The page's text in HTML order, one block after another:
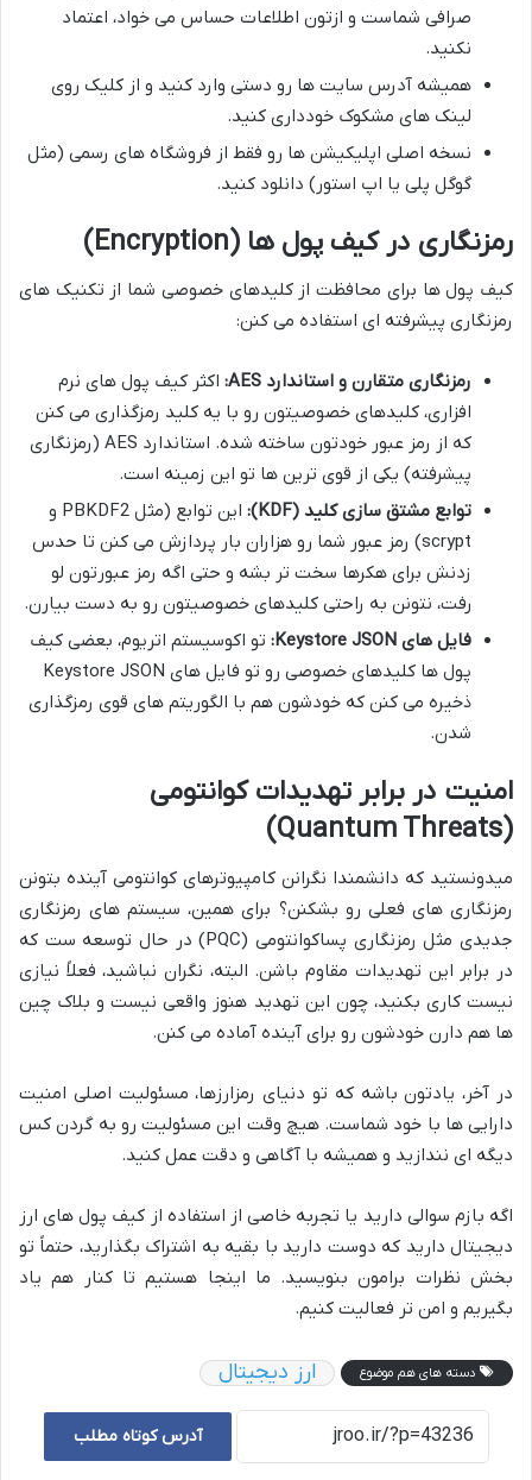
صرافی شماست و ازتون اطلاعات حساس می خواد، اعتماد
نکنید.
همیشه آدرس سایت ها رو دستی وارد کنید و از کلیک روی
لینک های مشکوک خودداری کنید.
نسخه اصلی اپلیکیشن ها رو فقط از فروشگاه های رسمی (مثل
گوگل پلی یا اپ استور) دانلود کنید.
رمزنگاری در کیف پول ها (Encryption)
کیف پول ها برای محافظت از کلیدهای خصوصی شما از تکنیک های
رمزنگاری پیشرفته ای استفاده می کنن:
رمزنگاری متقارن و استاندارد AES:
اکثر کیف پول های نرم
افزاری، کلیدهای خصوصیتون رو با یه کلید رمزگذاری می کنن
که از رمز عبور خودتون ساخته شده. استاندارد AES (رمزنگاری
پیشرفته) یکی از قوی ترین ها تو این زمینه است.
توابع مشتق سازی کلید (KDF):
این توابع (مثل PBKDF2 و
scrypt) رمز عبور شما رو هزاران بار پردازش می کنن تا حدس
زدنش برای هکرها سخت تر بشه و حتی اگه رمز عبورتون لو
رفت، نتونن به راحتی کلیدهای خصوصیتون رو به دست بیارن.
فایل های Keystore JSON:
تو اکوسیستم اتریوم، بعضی کیف
پول ها کلیدهای خصوصی رو تو فایل های Keystore JSON
ذخیره می کنن که خودشون هم با الگوریتم های قوی رمزگذاری
شدن.
امنیت در برابر تهدیدات کوانتومی
(Quantum Threats)
میدونستید که دانشمندا نگرانن کامپیوترهای کوانتومی آینده بتونن
رمزنگاری های فعلی رو بشکنن؟ برای همین، سیستم های رمزنگاری
جدیدی مثل رمزنگاری پساکوانتومی (PQC) در حال توسعه ست که
در برابر این تهدیدات مقاوم باشن. البته، نگران نباشید، فعلاً نیازی
نیست کاری بکنید، چون این تهدید هنوز واقعی نیست و بلاک چین
ها هم دارن خودشون رو برای آینده آماده می کنن.
در آخر، یادتون باشه که تو دنیای رمزارزها، مسئولیت اصلی امنیت
دارایی ها با خود شماست. هیچ وقت این مسئولیت رو به گردن کس
دیگه ای نندازید و همیشه با آگاهی و دقت عمل کنید.
اگه بازم سوالی دارید یا تجربه خاصی از استفاده از کیف پول های ارز
دیجیتال دارید که دوست دارید با بقیه به اشتراک بگذارید، حتماً تو
بخش نظرات برامون بنویسید. ما اینجا هستیم تا کنار هم یاد
بگیریم و امن تر فعالیت کنیم.
دسته های هم موضوع ارز دیجیتال
آدرس کوتاه مطلب